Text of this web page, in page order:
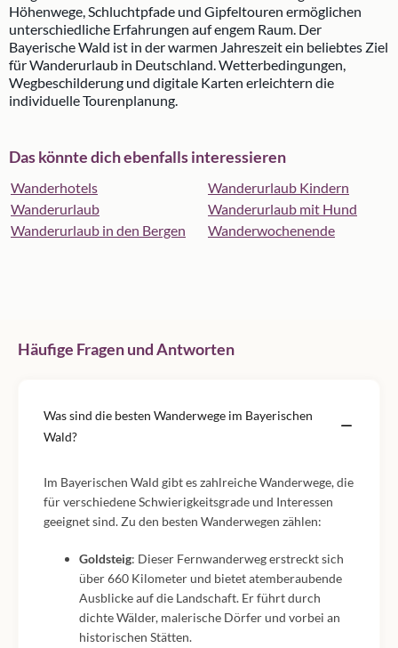
Höhenwege, Schluchtpfade und Gipfeltouren ermöglichen
unterschiedliche Erfahrungen auf engem Raum. Der
Bayerische Wald ist in der warmen Jahreszeit ein beliebtes Ziel
für Wanderurlaub in Deutschland. Wetterbedingungen,
Wegbeschilderung und digitale Karten erleichtern die
individuelle Tourenplanung.
Das könnte dich ebenfalls interessieren
Wanderhotels
Wanderurlaub
Wanderurlaub in den Bergen
Wanderurlaub Kindern
Wanderurlaub mit Hund
Wanderwochenende
Häufige Fragen und Antworten
Was sind die besten Wanderwege im Bayerischen
Wald?
Im Bayerischen Wald gibt es zahlreiche Wanderwege, die
für verschiedene Schwierigkeitsgrade und Interessen
geeignet sind. Zu den besten Wanderwegen zählen:
Goldsteig: Dieser Fernwanderweg erstreckt sich
über 660 Kilometer und bietet atemberaubende
Ausblicke auf die Landschaft. Er führt durch
dichte Wälder, malerische Dörfer und vorbei an
historischen Stätten.